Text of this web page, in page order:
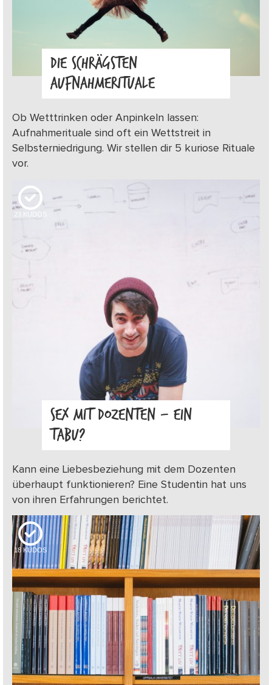
DIE SCHRÄGSTEN
AUFNAHMERITUALE
Ob Wetttrinken oder Anpinkeln lassen:
Aufnahmerituale sind oft ein Wettstreit in
Selbsterniedrigung. Wir stellen dir 5 kuriose Rituale
vor.
23 KUDOS
SEX MIT DOZENTEN – EIN
TABU?
Kann eine Liebesbeziehung mit dem Dozenten
überhaupt funktionieren? Eine Studentin hat uns
von ihren Erfahrungen berichtet.
18 KUDOS